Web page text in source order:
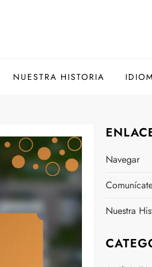
NUESTRA HISTORIA
Navegar
Nuestra